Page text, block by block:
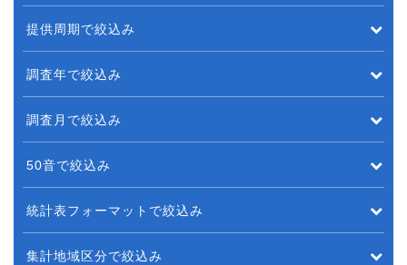
提供周期で絞込み
調査年で絞込み
調査月で絞込み
50音で絞込み
統計表フォーマットで絞込み
集計地域区分で絞込み